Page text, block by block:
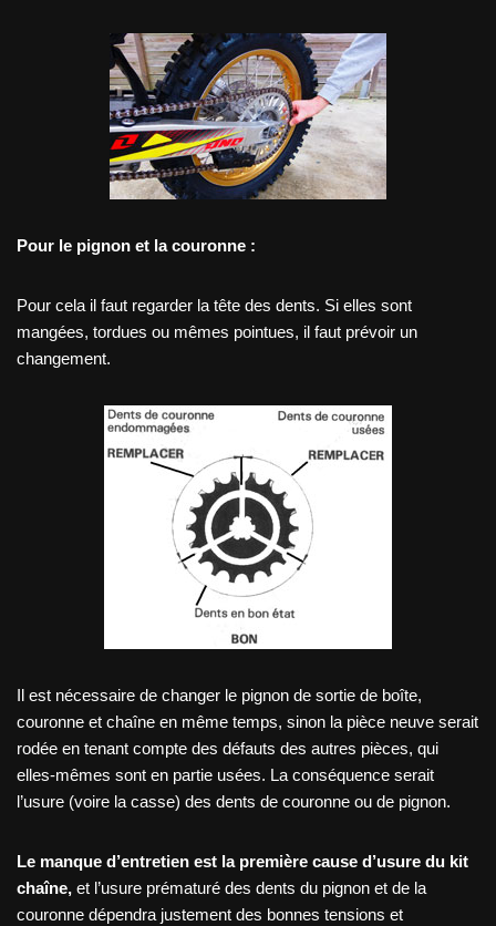
Pour le pignon et la couronne :
Pour cela il faut regarder la tête des dents. Si elles sont
mangées, tordues ou mêmes pointues, il faut prévoir un
changement.
Il est nécessaire de changer le pignon de sortie de boîte,
couronne et chaîne en même temps, sinon la pièce neuve serait
rodée en tenant compte des défauts des autres pièces, qui
elles-mêmes sont en partie usées. La conséquence serait
l’usure (voire la casse) des dents de couronne ou de pignon.
Le manque d’entretien est la première cause d’usure du kit
chaîne, et l’usure prématuré des dents du pignon et de la
couronne dépendra justement des bonnes tensions et